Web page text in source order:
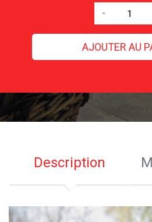
-
AJOUTER AU
Description